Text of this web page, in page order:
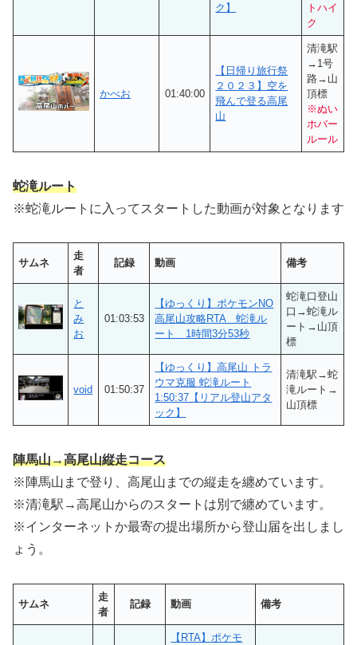
ク】
トハイ
ク
かべお 01:40:00
【日帰り旅行祭
２０２３】空を
飛んで登る高尾
山
清滝駅
→1号
路→山
頂標
※ぬい
ホバー
ルール
蛇滝ルート
※蛇滝ルートに入ってスタートした動画が対象となります
サムネ
走
者
記録 動画 備考
と
み
お
01:03:53
【ゆっくり】ポケモンNO
高尾山攻略RTA 蛇滝ル
ート 1時間3分53秒
蛇滝口登山
口→蛇滝ル
ート→山頂
標
void 01:50:37
【ゆっくり】高尾山 トラ
ウマ克服 蛇滝ルート
1:50:37【リアル登山アタ
ック】
清滝駅→蛇
滝ルート→
山頂標
陣馬山→高尾山縦走コース
※陣馬山まで登り、高尾山までの縦走を纏めています。
※清滝駅→高尾山からのスタートは別で纏めています。
※インターネットか最寄の提出場所から登山届を出しまし
ょう。
サムネ
走
者
記録 動画 備考
【RTA】ポケモ